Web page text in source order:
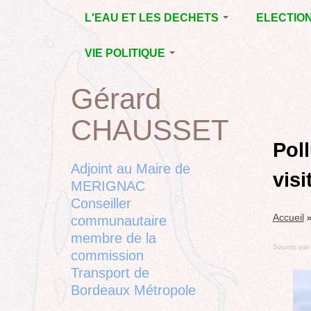
L'EAU ET LES DECHETS
ECONOMIE D’EAU,
SAGE, SÉCHERESSE
LA GESTION DES
DECHETS
CONTRAT DE L'EAU,
POLLUTIONS
RUBRIQUE
CHANTIER
VIE POLITIQUE
L’ACTION POLITIQUE À
MÉRIGNAC
BORDEAUX
METROPOLE
EMPLOI, SOLIDARITES
ELECTIONS,
RUBRIQUES
DIVERSES, PETITES
PHRASES..
to
top
Accueil
Soumis par
Back
to
top
Gérard
CHAUSSET
Adjoint au Maire de
MERIGNAC
Conseiller
communautaire
membre de la
commission
Transport de
Bordeaux Métropole